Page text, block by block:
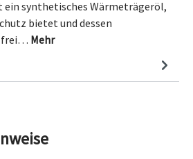
ein synthetisches Wärmeträgeröl,
bietet und dessen
frei… Mehr